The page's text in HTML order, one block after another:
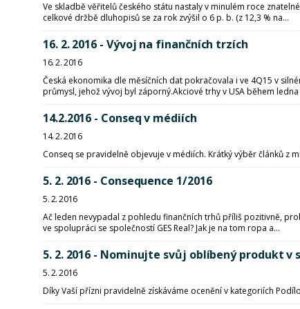
Ve skladbě věřitelů českého státu nastaly v minulém roce
celkové držbě dluhopisů se za rok zvýšil o 6 p. b. (z 12,3 % na...
16. 2. 2016 - Vývoj na finančních trzích
16. 2. 2016
Česká ekonomika dle měsíčních dat pokračovala i ve 4Q15 v
průmysl, jehož vývoj byl záporný.Akciové trhy v USA během
14.2.2016 - Conseq v médiích
14. 2. 2016
Conseq se pravidelně objevuje v médiích. Krátký výběr článků z
5. 2. 2016 - Consequence 1/2016
5. 2. 2016
Ač leden nevypadal z pohledu finančních trhů příliš pozitivně,
ve spolupráci se společností GES Real? Jak je na tom ropa a...
5. 2. 2016 - Nominujte svůj oblíbený produkt v
5. 2. 2016
Díky Vaší přízni pravidelně získáváme ocenění v kategoriích